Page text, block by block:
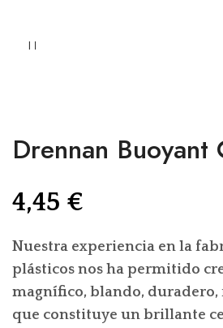
Drennan Buoyant
4,45 €
Nuestra experiencia en la
plásticos nos ha permitido
magnífico, blando, duradero,
que constituye un brillante